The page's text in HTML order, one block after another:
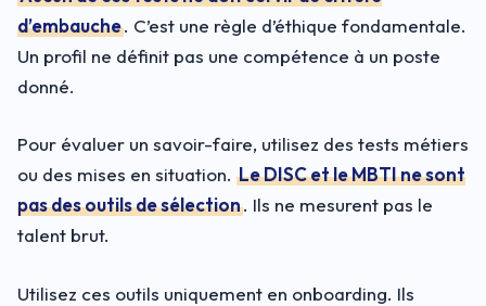
d’embauche. C’est une règle d’éthique fondamentale.
Un profil ne définit pas une compétence à un poste
donné.
Pour évaluer un savoir-faire, utilisez des tests métiers
ou des mises en situation. Le DISC et le MBTI ne sont
pas des outils de sélection. Ils ne mesurent pas le
talent brut.
Utilisez ces outils uniquement en onboarding. Ils